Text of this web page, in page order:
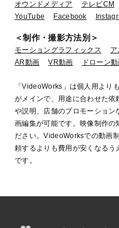
オウンドメディア テレビCM
YouTube
Facebook
＜制作・撮影方法別＞
モーショングラフィックス ア
AR動画
VR動画 ドローン
「VideoWorks」は個人用より
がメインで、用途に合わせた
や説明、店舗のプロモーショ
画編集が可能です。映像制作の
ださい。VideoWorksでの動画
頼するよりも費用が安くなるう
です。